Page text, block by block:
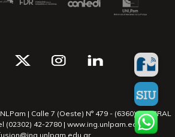
| Calle 7 (Oeste) N° 479 - (6360) GENERAL
(02302) 42-2780 | www.ing.unlpam.edu.ar |